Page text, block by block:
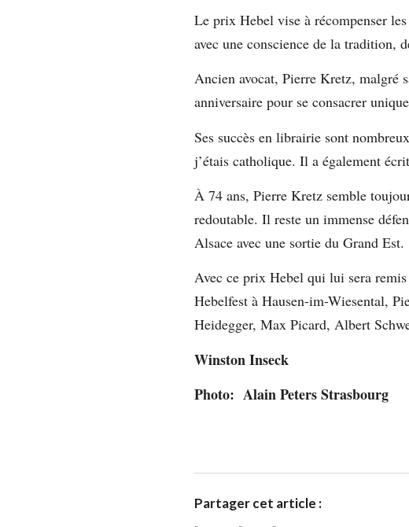
Le prix Hebel vise à récompenser
avec une conscience de la tradition,
Ancien avocat, Pierre Kretz, malgré
anniversaire pour se consacrer
Ses succès en librairie sont
j’étais catholique. Il a également
À 74 ans, Pierre Kretz semble
redoutable. Il reste un immense
Alsace avec une sortie du Grand Est.
Avec ce prix Hebel qui lui sera
Hebelfest à Hausen-im-Wiesental,
Heidegger, Max Picard, Albert
Winston Inseck
Photo: Alain Peters Strasbourg
Partager cet article :